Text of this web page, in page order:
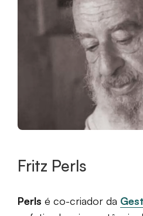
Fritz Perls
Perls é co-criador da